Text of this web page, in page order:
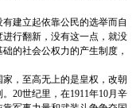
建立起依靠公民的选举而自
行翻新，没有这一点，就没
的社会公权力的产生制度，
，至高无上的是皇权，改朝
20世纪里，在1911年10月辛